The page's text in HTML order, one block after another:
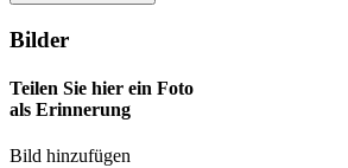
Bilder
Teilen Sie hier ein Foto
als Erinnerung
Bild hinzufügen